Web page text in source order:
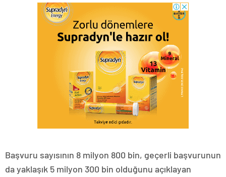
Başvuru sayısının 8 milyon 800 bin, geçerli başvurunun
da yaklaşık 5 milyon 300 bin olduğunu açıklayan